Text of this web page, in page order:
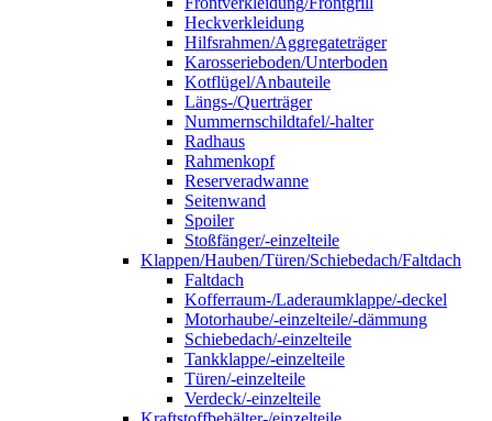
Heckverkleidung
Hilfsrahmen/Aggregateträger
Karosserieboden/Unterboden
Kotflügel/Anbauteile
Längs-/Querträger
Nummernschildtafel/-halter
Radhaus
Rahmenkopf
Reserveradwanne
Seitenwand
Spoiler
Stoßfänger/-einzelteile
Klappen/Hauben/Türen/Schiebedach/Faltdach
Faltdach
Kofferraum-/Laderaumklappe/-deckel
Motorhaube/-einzelteile/-dämmung
Schiebedach/-einzelteile
Tankklappe/-einzelteile
Türen/-einzelteile
Verdeck/-einzelteile